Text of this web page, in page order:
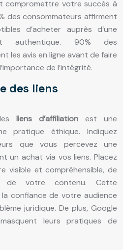
compromettre votre succès à
des consommateurs affirment
d’acheter auprès d’une
authentique. 90% des
les avis en ligne avant de faire
de l’intégrité.
des liens
liens d’affiliation est une
pratique éthique. Indiquez
que vous percevez une
un achat via vos liens. Placez
visible et compréhensible, de
de votre contenu. Cette
confiance de votre audience
juridique. De plus, Google
leurs pratiques de